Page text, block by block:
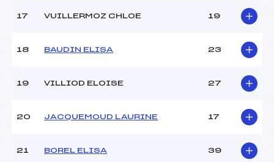
79.5300
Catégorie :
Min->Mas
17 VUILLERMOZ CHLOE 19
18 BAUDIN ELISA 23
19 VILLIOD ELOISE 27
20 JACQUEMOUD LAURINE 17
21 BOREL ELISA 39